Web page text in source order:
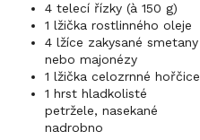
4 telecí řízky (à 150 g)
1 lžička rostlinného oleje
4 lžíce zakysané smetany
nebo majonézy
1 lžička celozrnné hořčice
1 hrst hladkolisté
petržele, nasekané
nadrobno